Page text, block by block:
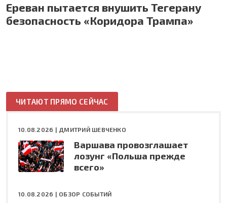
Ереван пытается внушить Тегерану
безопасность «Коридора Трампа»
ЧИТАЮТ ПРЯМО СЕЙЧАС
10.08.2026 | ДМИТРИЙ ШЕВЧЕНКО
Варшава провозглашает
лозунг «Польша прежде
всего»
10.08.2026 | ОБЗОР СОБЫТИЙ